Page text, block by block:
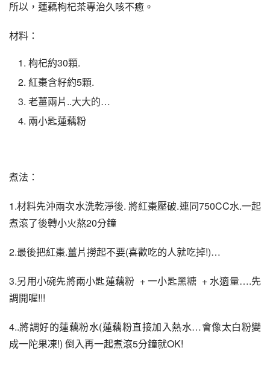
所以，蓮藕枸杞茶專治久咳不癒。
材料：
枸杞約30顆.
紅棗含籽約5顆.
老薑兩片..大大的…
兩小匙蓮藕粉
煮法：
1.材料先沖兩次水洗乾淨後. 將紅棗壓破.連同750CC水.一起
煮滾了後轉小火熬20分鐘
2.最後把紅棗.薑片撈起不要(喜歡吃的人就吃掉!)…
3.另用小碗先將兩小匙蓮藕粉  + 一小匙黑糖  + 水適量….先
調開喔!!!
4..將調好的蓮藕粉水(蓮藕粉直接加入熱水…會像太白粉變
成一陀果凍!) 倒入再一起煮滾5分鐘就OK!